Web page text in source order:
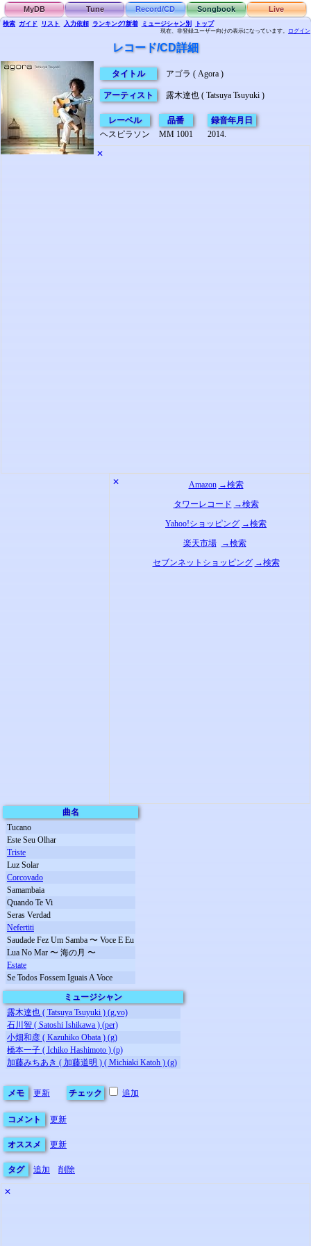
MyDB Tune Record/CD Songbook Live
検索 ガイド リスト 入力依頼 ランキング/新着 ミュージシャン別 トップ
現在、非登録ユーザー向けの表示になっています。 ログイン
レコード/CD詳細
タイトル アゴラ ( Agora )
アーティスト 露木達也 ( Tatsuya Tsuyuki )
レーベル
ヘスピラソン
品番
MM 1001
録音年月日
2014.
✕
✕ Amazon →検索
タワーレコード →検索
Yahoo!ショッピング →検索
楽天市場
→検索
セブンネットショッピング →検索
曲名
Tucano
Este Seu Olhar
Triste
Luz Solar
Corcovado
Samambaia
Quando Te Vi
Seras Verdad
Nefertiti
Saudade Fez Um Samba 〜 Voce E Eu
Lua No Mar 〜 海の月 〜
Estate
Se Todos Fossem Iguais A Voce
ミュージシャン
露木達也 ( Tatsuya Tsuyuki ) (g,vo)
石川智 ( Satoshi Ishikawa ) (per)
小畑和彦 ( Kazuhiko Obata ) (g)
橋本一子 ( Ichiko Hashimoto ) (p)
加藤みちあき ( 加藤道明 ) ( Michiaki Katoh ) (g)
メモ 更新 チェック 追加
コメント 更新
オススメ 更新
タグ 追加 削除
✕